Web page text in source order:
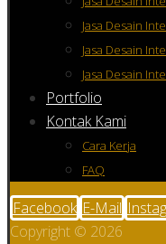
Jasa Desain
Jasa Desain
Jasa Desain
Portfolio
Kontak Kami
Cara Kerja
FAQ
Facebook E-Mail
Copyright © 2026